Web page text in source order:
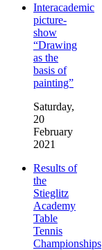
Interacademic
picture-
show
“Drawing
as the
basis of
painting”
Saturday,
20
February
2021
Results of
the
Stieglitz
Academy
Table
Tennis
Championships